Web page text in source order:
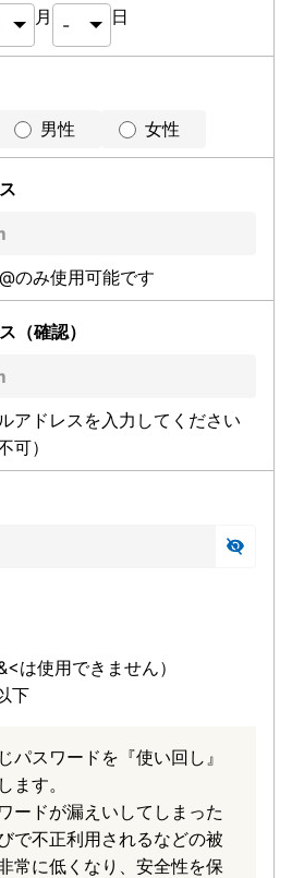
月 日
男性 女性
のみ使用可能です
（確認）
アドレスを入力してください
可）
は使用できません）
下
パスワードを『使い回し』
ます。
ードが漏えいしてしまった
で不正利用されるなどの被
常に低くなり、安全性を保